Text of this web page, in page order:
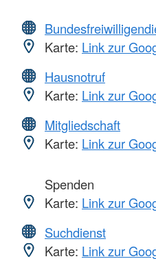
Karte: Link zur
Hausnotruf
Karte: Link zur
Mitgliedschaft
Karte: Link zur
Spenden
Karte: Link zur
Suchdienst
Karte: Link zur